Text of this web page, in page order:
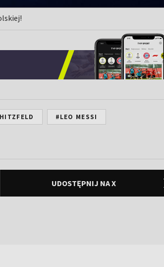
#LEO MESSI
UDOSTĘPNIJ NA X